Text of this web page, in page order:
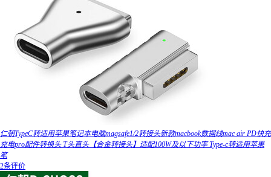
仁朝TypeC转适用苹果笔记本电脑magsafe1/2转接头新款macbook数据线mac air PD快充
充电pro配件转换头 T头直头【合金转接头】适配100W及以下功率 Type-c转适用苹果
笔
2条评价